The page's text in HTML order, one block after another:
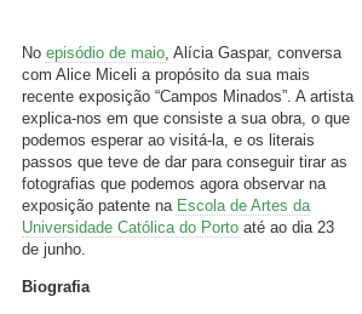
No episódio de maio, Alícia Gaspar, conversa
com Alice Miceli a propósito da sua mais
recente exposição “Campos Minados”. A artista
explica-nos em que consiste a sua obra, o que
podemos esperar ao visitá-la, e os literais
passos que teve de dar para conseguir tirar as
fotografias que podemos agora observar na
exposição patente na Escola de Artes da
Universidade Católica do Porto até ao dia 23
de junho.
Biografia